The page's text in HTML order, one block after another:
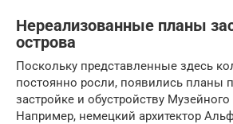
Нереализованные планы
острова
Поскольку представленные здесь
постоянно росли, появились планы
застройке и обустройству Музейного
Например, немецкий архитектор